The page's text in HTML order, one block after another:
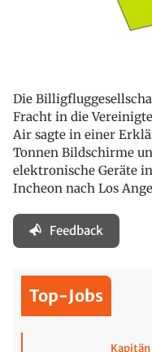
Die
Fracht in die
Air sagte in einer
Tonnen Bildschirme
elektronische Geräte
Incheon nach Los
Feedback
Top-Jobs